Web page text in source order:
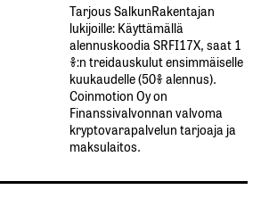
Tarjous SalkunRakentajan
lukijoille: Käyttämällä​ ​
alennuskoodia​ ​SRFI17X,​ ​saat​ ​1
%:n treidauskulut​ ​ensimmäiselle​ ​
kuukaudelle​ ​(50%​ ​alennus).
Coinmotion Oy on
Finanssivalvonnan valvoma
kryptovarapalvelun tarjoaja ja
maksulaitos.